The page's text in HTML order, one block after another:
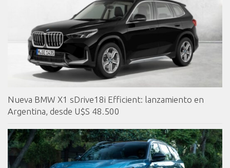
Nueva BMW X1 sDrive18i Efficient: lanzamiento en
Argentina, desde U$S 48.500